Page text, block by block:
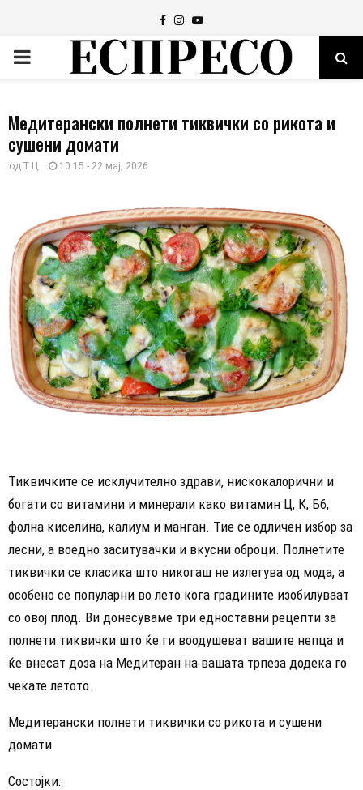
Facebook
Instagram
Youtube
PRIMARY
Медитерански полнети тиквички со рикота и
сушени домати
од Т.Ц. 10:15 - 22 мај, 2026
Тиквичките се исклучително здрави, нискокалорични и
богати со витамини и минерали како витамин Ц, К, Б6,
фолна киселина, калиум и манган. Тие се одличен избор за
лесни, а воедно заситувачки и вкусни оброци. Полнетите
тиквички се класика што никогаш не излегува од мода, а
особено се популарни во лето кога градините изобилуваат
со овој плод. Ви донесуваме три едноставни рецепти за
полнети тиквички што ќе ги воодушеват вашите непца и
ќе внесат доза на Медитеран на вашата трпеза додека го
чекате летото.
Медитерански полнети тиквички со рикота и сушени
домати
Состојки: